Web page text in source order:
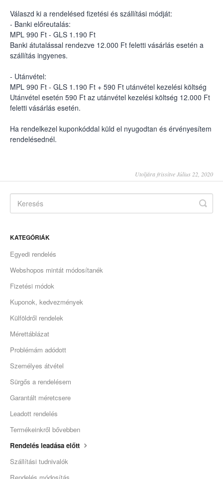
Válaszd ki a rendelésed fizetési és szállítási módját:
- Banki előreutalás:
MPL 990 Ft - GLS 1.190 Ft
Banki átutalással rendezve 12.000 Ft feletti vásárlás esetén a
szállítás ingyenes.
- Utánvétel:
MPL 990 Ft - GLS 1.190 Ft + 590 Ft utánvétel kezelési költség
Utánvétel esetén 590 Ft az utánvétel kezelési költség 12.000 Ft
feletti vásárlás esetén.
Ha rendelkezel kuponkóddal küld el nyugodtan és érvényesítem
rendelésednél.
Utoljára frissítve Július 22, 2020
KATEGÓRIÁK
Egyedi rendelés
Webshopos mintát módosítanék
Fizetési módok
Kuponok, kedvezmények
Külföldről rendelek
Mérettáblázat
Problémám adódott
Személyes átvétel
Sürgős a rendelésem
Garantált méretcsere
Leadott rendelés
Termékeinkről bővebben
Rendelés leadása előtt
Szállítási tudnivalók